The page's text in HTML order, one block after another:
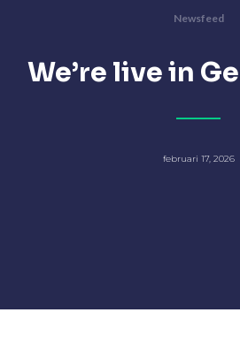
Newsfeed
We’re live in
februari 17, 2026